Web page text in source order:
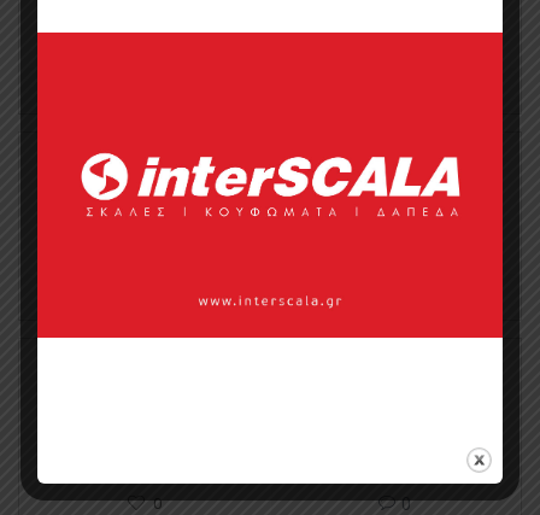
Υφάσματα Επιπλώσεων In & Out
Cruiser
0 0